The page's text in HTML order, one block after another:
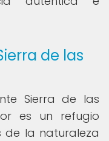
de las
Sierra de las
es un refugio
la naturaleza